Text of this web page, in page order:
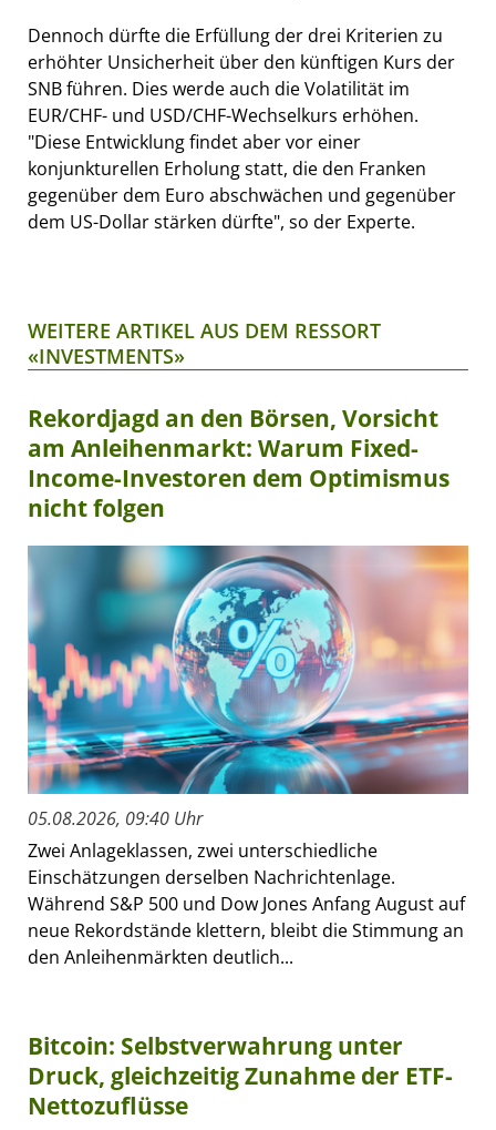
Dennoch dürfte die Erfüllung der drei Kriterien zu
erhöhter Unsicherheit über den künftigen Kurs der
SNB führen. Dies werde auch die Volatilität im
EUR/CHF- und USD/CHF-Wechselkurs erhöhen.
"Diese Entwicklung findet aber vor einer
konjunkturellen Erholung statt, die den Franken
gegenüber dem Euro abschwächen und gegenüber
dem US-Dollar stärken dürfte", so der Experte.
WEITERE ARTIKEL AUS DEM RESSORT
«INVESTMENTS»
Rekordjagd an den Börsen, Vorsicht
am Anleihenmarkt: Warum Fixed-
Income-Investoren dem Optimismus
nicht folgen
05.08.2026, 09:40 Uhr
Zwei Anlageklassen, zwei unterschiedliche
Einschätzungen derselben Nachrichtenlage.
Während S&P 500 und Dow Jones Anfang August auf
neue Rekordstände klettern, bleibt die Stimmung an
den Anleihenmärkten deutlich...
Bitcoin: Selbstverwahrung unter
Druck, gleichzeitig Zunahme der ETF-
Nettozuflüsse